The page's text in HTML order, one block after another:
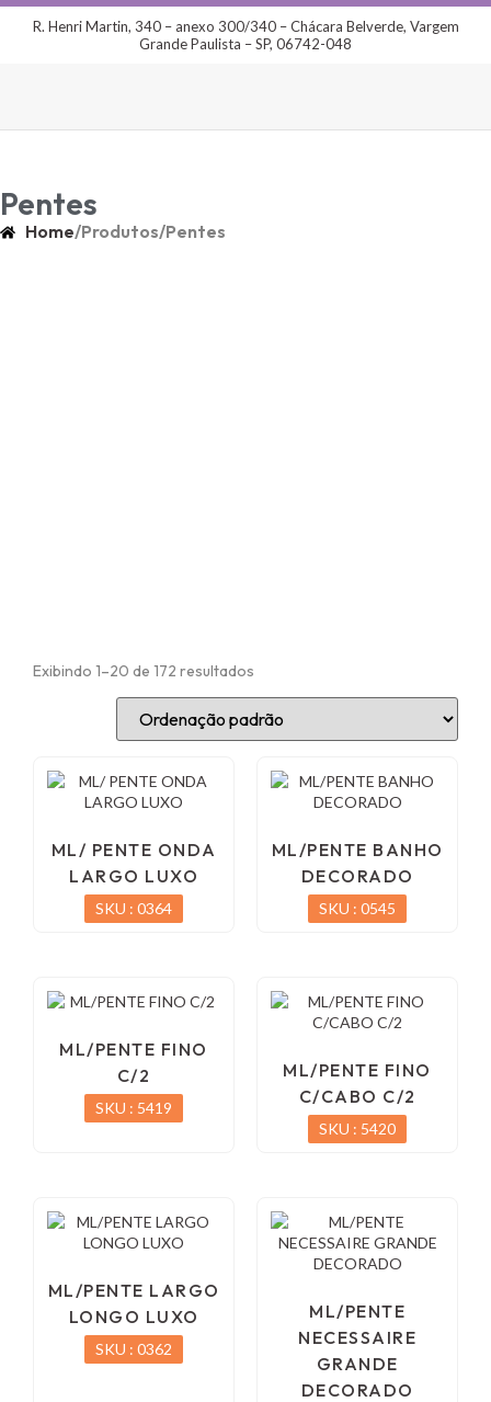
R. Henri Martin, 340 – anexo 300/340 – Chácara Belverde, Vargem
Grande Paulista – SP, 06742-048
Pentes
Home/Produtos/Pentes
Exibindo 1–20 de 172 resultados
ML/ PENTE ONDA
LARGO LUXO
SKU : 0364
ML/PENTE BANHO
DECORADO
SKU : 0545
ML/PENTE FINO
C/2
SKU : 5419
ML/PENTE FINO
C/CABO C/2
SKU : 5420
ML/PENTE LARGO
LONGO LUXO
SKU : 0362
ML/PENTE
NECESSAIRE
GRANDE
DECORADO